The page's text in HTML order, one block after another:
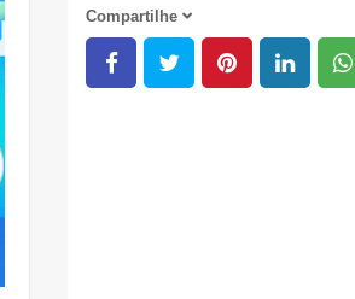
Compartilhe